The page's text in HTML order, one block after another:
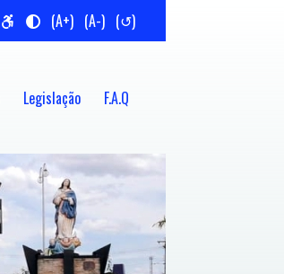
(A+) (A-) (↺)
Legislação F.A.Q